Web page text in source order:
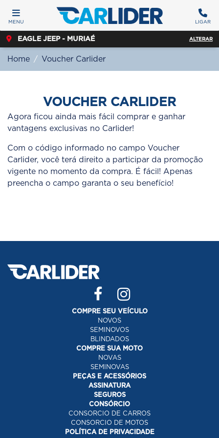
MENU LIGAR
EAGLE JEEP - MURIAÉ ALTERAR
Home Voucher Carlider
VOUCHER CARLIDER
Agora ficou ainda mais fácil comprar e ganhar
vantagens exclusivas no Carlider!
Com o código informado no campo Voucher
Carlider, você terá direito a participar da promoção
vigente no momento da compra. É fácil! Apenas
preencha o campo garanta o seu benefício!
COMPRE SEU VEÍCULO
NOVOS
SEMINOVOS
BLINDADOS
COMPRE SUA MOTO
NOVAS
SEMINOVAS
PEÇAS E ACESSÓRIOS
ASSINATURA
SEGUROS
CONSÓRCIO
CONSORCIO DE CARROS
CONSORCIO DE MOTOS
POLÍTICA DE PRIVACIDADE